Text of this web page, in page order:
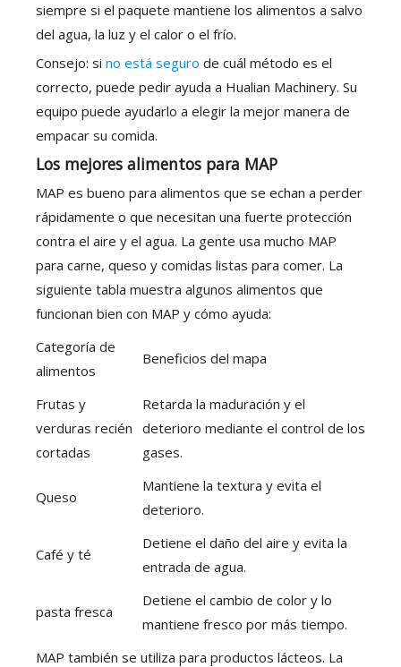
siempre si el paquete mantiene los alimentos a salvo
del agua, la luz y el calor o el frío.
Consejo: si no está seguro de cuál método es el
correcto, puede pedir ayuda a Hualian Machinery. Su
equipo puede ayudarlo a elegir la mejor manera de
empacar su comida.
Los mejores alimentos para MAP
MAP es bueno para alimentos que se echan a perder
rápidamente o que necesitan una fuerte protección
contra el aire y el agua. La gente usa mucho MAP
para carne, queso y comidas listas para comer. La
siguiente tabla muestra algunos alimentos que
funcionan bien con MAP y cómo ayuda:
Categoría de
alimentos
Beneficios del mapa
Frutas y
verduras recién
cortadas
Retarda la maduración y el
deterioro mediante el control de los
gases.
Queso
Mantiene la textura y evita el
deterioro.
Café y té
Detiene el daño del aire y evita la
entrada de agua.
pasta fresca
Detiene el cambio de color y lo
mantiene fresco por más tiempo.
MAP también se utiliza para productos lácteos. La